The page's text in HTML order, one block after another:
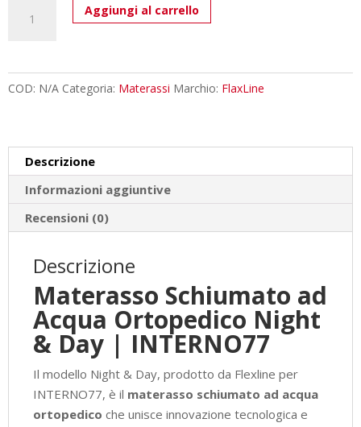
Schiumato
Ortopedico
Day
Dispositivo
Medico
quantità
Aggiungi al carrello
COD: N/A Categoria: Materassi Marchio: FlaxLine
Descrizione
Informazioni aggiuntive
Recensioni (0)
Descrizione
Materasso Schiumato ad
Acqua Ortopedico Night
& Day | INTERNO77
Il modello Night & Day, prodotto da Flexline per
INTERNO77, è il materasso schiumato ad acqua
ortopedico che unisce innovazione tecnologica e